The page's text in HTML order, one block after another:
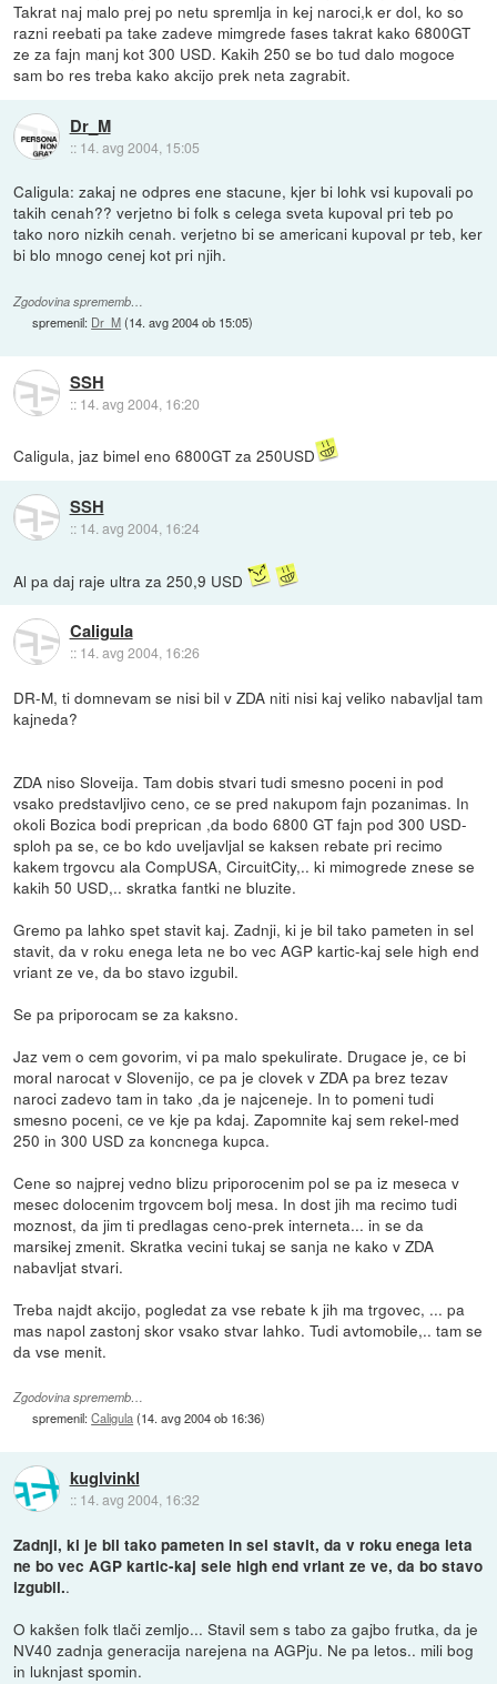
Takrat naj malo prej po netu spremlja in kej naroci,k er dol, ko so
razni reebati pa take zadeve mimgrede fases takrat kako 6800GT
ze za fajn manj kot 300 USD. Kakih 250 se bo tud dalo mogoce
sam bo res treba kako akcijo prek neta zagrabit.
Dr_M
:: 14. avg 2004, 15:05
Caligula: zakaj ne odpres ene stacune, kjer bi lohk vsi kupovali po
takih cenah?? verjetno bi folk s celega sveta kupoval pri teb po
tako noro nizkih cenah. verjetno bi se americani kupoval pr teb, ker
bi blo mnogo cenej kot pri njih.
Zgodovina sprememb…
spremenil: Dr_M(14. avg 2004 ob 15:05)
SSH
:: 14. avg 2004, 16:20
Caligula, jaz bimel eno 6800GT za 250USD
SSH
:: 14. avg 2004, 16:24
Al pa daj raje ultra za 250,9 USD
Caligula
:: 14. avg 2004, 16:26
DR-M, ti domnevam se nisi bil v ZDA niti nisi kaj veliko nabavljal tam
kajneda?
ZDA niso Sloveija. Tam dobis stvari tudi smesno poceni in pod
vsako predstavljivo ceno, ce se pred nakupom fajn pozanimas. In
okoli Bozica bodi preprican ,da bodo 6800 GT fajn pod 300 USD-
sploh pa se, ce bo kdo uveljavljal se kaksen rebate pri recimo
kakem trgovcu ala CompUSA, CircuitCity,.. ki mimogrede znese se
kakih 50 USD,.. skratka fantki ne bluzite.
Gremo pa lahko spet stavit kaj. Zadnji, ki je bil tako pameten in sel
stavit, da v roku enega leta ne bo vec AGP kartic-kaj sele high end
vriant ze ve, da bo stavo izgubil.
Se pa priporocam se za kaksno.
Jaz vem o cem govorim, vi pa malo spekulirate. Drugace je, ce bi
moral narocat v Slovenijo, ce pa je clovek v ZDA pa brez tezav
naroci zadevo tam in tako ,da je najceneje. In to pomeni tudi
smesno poceni, ce ve kje pa kdaj. Zapomnite kaj sem rekel-med
250 in 300 USD za koncnega kupca.
Cene so najprej vedno blizu priporocenim pol se pa iz meseca v
mesec dolocenim trgovcem bolj mesa. In dost jih ma recimo tudi
moznost, da jim ti predlagas ceno-prek interneta... in se da
marsikej zmenit. Skratka vecini tukaj se sanja ne kako v ZDA
nabavljat stvari.
Treba najdt akcijo, pogledat za vse rebate k jih ma trgovec, ... pa
mas napol zastonj skor vsako stvar lahko. Tudi avtomobile,.. tam se
da vse menit.
Zgodovina sprememb…
spremenil:Caligula(14. avg 2004 ob 16:36)
kuglvinkl
:: 14. avg 2004, 16:32
Zadnji, ki je bil tako pameten in sel stavit, da v roku enega leta
ne bo vec AGP kartic-kaj sele high end vriant ze ve, da bo stavo
izgubil..
O kakšen folk tlači zemljo... Stavil sem s tabo za gajbo frutka, da je
NV40 zadnja generacija narejena na AGPju. Ne pa letos.. mili bog
in luknjast spomin.